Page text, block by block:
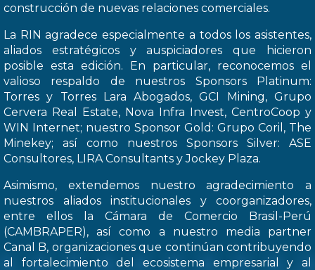
construcción de nuevas relaciones comerciales.
La RIN agradece especialmente a todos los asistentes,
aliados estratégicos y auspiciadores que hicieron
posible esta edición. En particular, reconocemos el
valioso respaldo de nuestros Sponsors Platinum:
Torres y Torres Lara Abogados, GCI Mining, Grupo
Cervera Real Estate, Nova Infra Invest, CentroCoop y
WIN Internet; nuestro Sponsor Gold: Grupo Coril, The
Minekey; así como nuestros Sponsors Silver: ASE
Consultores, LIRA Consultants y Jockey Plaza.
Asimismo, extendemos nuestro agradecimiento a
nuestros aliados institucionales y coorganizadores,
entre ellos la Cámara de Comercio Brasil-Perú
(CAMBRAPER), así como a nuestro media partner
Canal B, organizaciones que continúan contribuyendo
al fortalecimiento del ecosistema empresarial y al